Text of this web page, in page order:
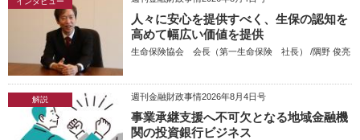
人々に安心を提供すべく、生保の認知を
高めて幅広い価値を提供
生命保険協会 会長（第一生命保険 社長） /隅野 俊亮
解説 週刊金融財政事情2026年8月4日号
事業承継支援へ不可欠となる地域金融機
関の投資銀行ビジネス